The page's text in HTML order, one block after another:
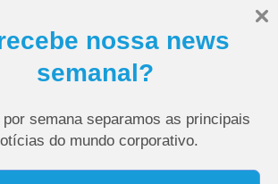
nossa news
semanal?
semana separamos as principais
do mundo corporativo.
Curso de IA